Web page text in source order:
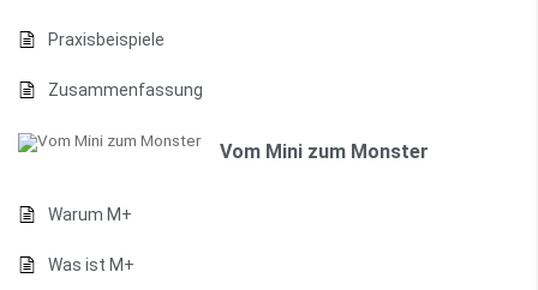
Praxisbeispiele
Zusammenfassung
Vom Mini zum Monster
Warum M+
Was ist M+